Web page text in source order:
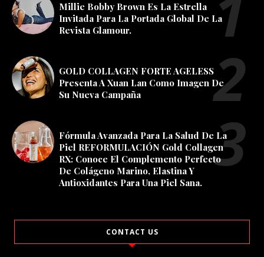
Millie Bobby Brown Es La Estrella
Invitada Para La Portada Global De La
Revista Glamour.
GOLD COLLAGEN FORTE AGELESS
Presenta A Xuan Lan Como Imagen De
Su Nueva Campaña
Fórmula Avanzada Para La Salud De La
Piel REFORMULACIÓN Gold Collagen
RX: Conoce El Complemento Perfecto
De Colágeno Marino, Elastina Y
Antioxidantes Para Una Piel Sana.
CONTACT US